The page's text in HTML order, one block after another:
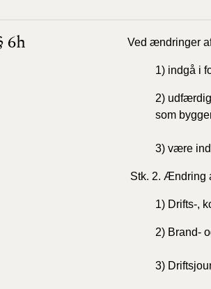
6h Ved ændringer
1) indgå i
2)
som
3) være
Stk. 2. Ændring
1) Drifts-,
2) Brand-
3)